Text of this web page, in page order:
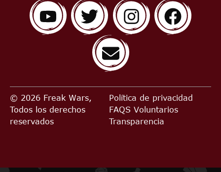
© 2026 Freak Wars,
Todos los derechos
reservados
Política de privacidad
FAQS Voluntarios
Transparencia